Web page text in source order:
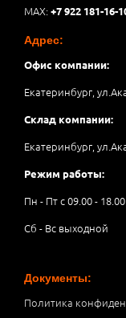
MAX:+7 922 181-16-
Адрес:
Офис компании:
Екатеринбург,
Склад компании:
Екатеринбург,
Режим работы:
Пн - Пт с 09.00 - 18.00
Сб - Вс выходной
Документы:
Политика